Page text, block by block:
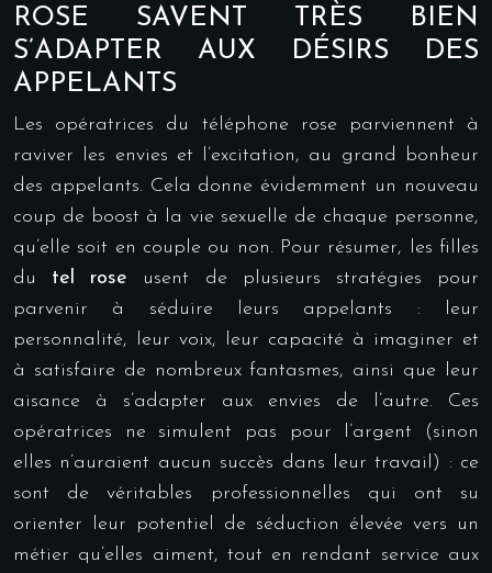
ROSE SAVENT TRÈS BIEN
S’ADAPTER AUX DÉSIRS DES
APPELANTS
Les opératrices du téléphone rose parviennent à
raviver les envies et l’excitation, au grand bonheur
des appelants. Cela donne évidemment un nouveau
coup de boost à la vie sexuelle de chaque personne,
qu’elle soit en couple ou non. Pour résumer, les filles
du tel rose usent de plusieurs stratégies pour
parvenir à séduire leurs appelants : leur
personnalité, leur voix, leur capacité à imaginer et
à satisfaire de nombreux fantasmes, ainsi que leur
aisance à s’adapter aux envies de l’autre. Ces
opératrices ne simulent pas pour l’argent (sinon
elles n’auraient aucun succès dans leur travail) : ce
sont de véritables professionnelles qui ont su
orienter leur potentiel de séduction élevée vers un
métier qu’elles aiment, tout en rendant service aux